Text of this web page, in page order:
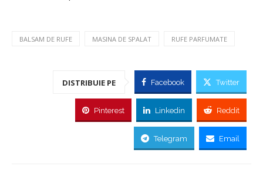
BALSAM DE RUFE MASINA DE SPALAT RUFE PARFUMATE
DISTRIBUIE PE Facebook Twitter
Pinterest Linkedin Reddit
Telegram Email